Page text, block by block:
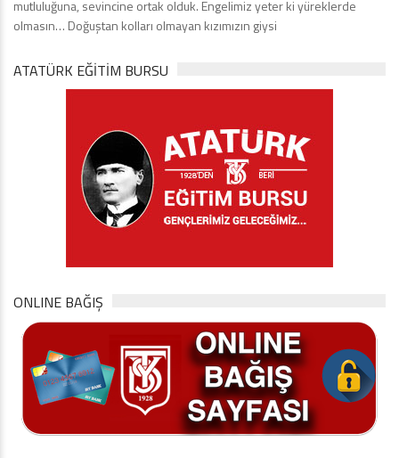
mutluluğuna, sevincine ortak olduk. Engelimiz yeter ki yüreklerde
olmasın… Doğuştan kolları olmayan kızımızın giysi
ATATÜRK EĞITIM BURSU
ONLINE BAĞIŞ